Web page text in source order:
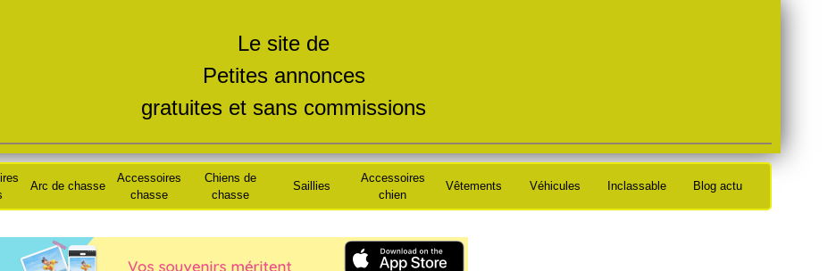
Le site de
Petites annonces
gratuites et sans commissions
Arc de chasse
Accessoires
chasse
Chiens de
chasse
Saillies
Accessoires
chien
Vêtements Véhicules Inclassable Blog actu